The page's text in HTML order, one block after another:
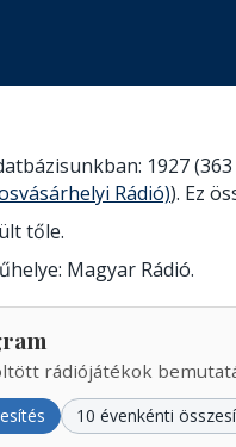
1927 (363
Rádió)). Ez
tőle.
Magyar Rádió.
rádiójátékok
10 évenkénti